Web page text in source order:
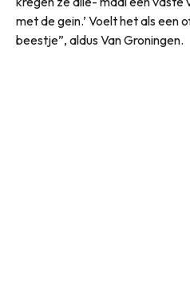
met de gein.’ Voelt het als een
beestje”, aldus Van Groningen.